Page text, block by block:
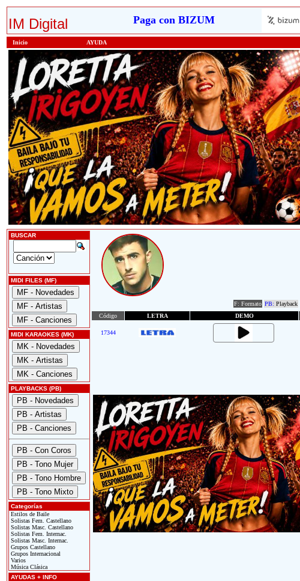
IM Digital Paga con BIZUM
Inicio AYUDA
BUSCAR
MIDI FILES (MF)
MIDI KARAOKES (MK)
PLAYBACKS (PB)
Categorías
Estilos de Baile
Solistas Fem. Castellano
Solistas Masc. Castellano
Solistas Fem. Internac.
Solistas Masc. Internac.
Grupos Castellano
Grupos Internacional
Varios
Música Clásica
AYUDAS + INFO
F: Formato PB: Playback
Código
LETRA DEMO
17344